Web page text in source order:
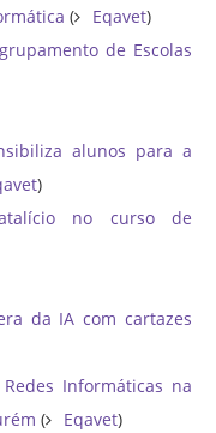
( Eqavet)
de Escolas
alunos para a
)
no curso de
da IA com cartazes
Informáticas na
( Eqavet)